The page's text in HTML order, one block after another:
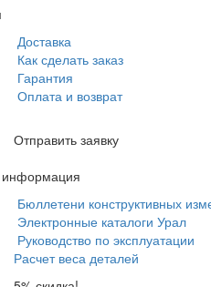
Доставка
Как сделать заказ
Гарантия
Оплата и возврат
Отправить заявку
информация
Бюллетени конструктивных
Электронные каталоги Урал
Руководство по эксплуатации
Расчет веса деталей